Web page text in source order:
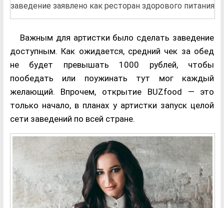
заведение заявлено как ресторан здорового питания
Важным для артистки было сделать заведение
доступным. Как ожидается, средний чек за обед
не будет превышать 1000 рублей, чтобы
пообедать или поужинать тут мог каждый
желающий. Впрочем, открытие BUZfood — это
только начало, в планах у артистки запуск целой
сети заведений по всей стране.